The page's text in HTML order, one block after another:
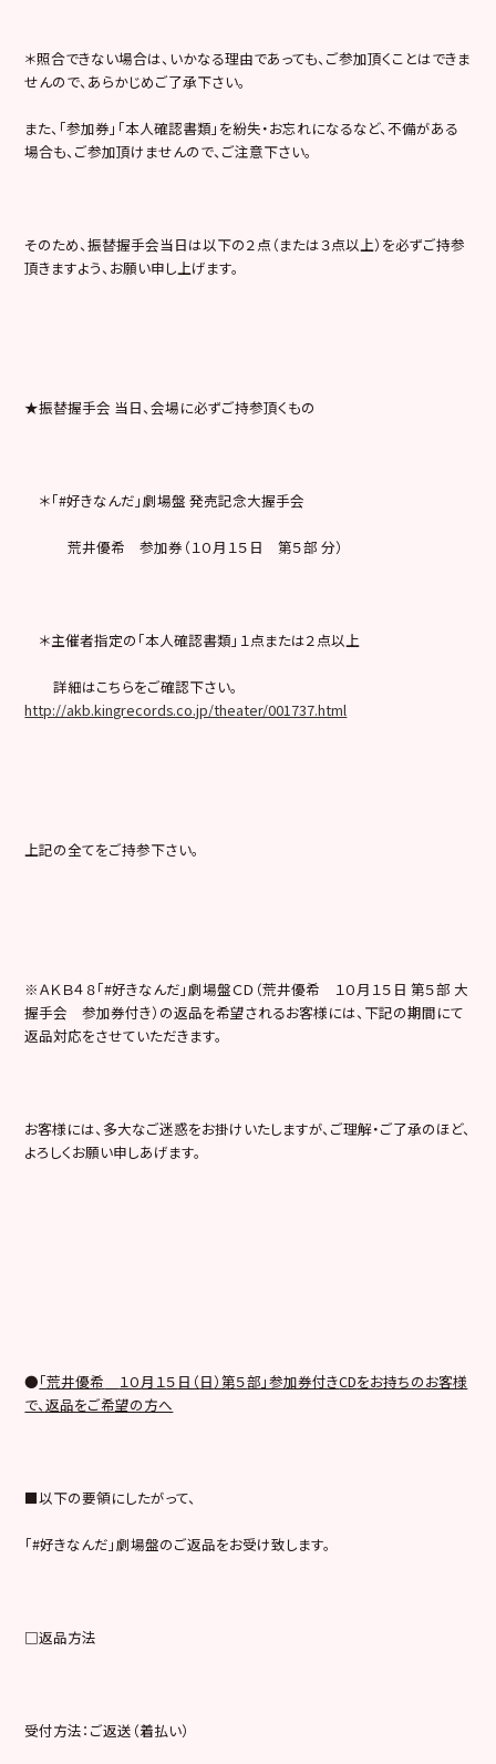
＊照合できない場合は、いかなる理由であっても、ご参加頂くことはできま
せんので、あらかじめご了承下さい。
また、「参加券」「本人確認書類」を紛失・お忘れになるなど、不備がある
場合も、ご参加頂けませんので、ご注意下さい。
そのため、振替握手会当日は以下の２点（または３点以上）を必ずご持参
頂きますよう、お願い申し上げます。
★振替握手会 当日、会場に必ずご持参頂くもの
＊「#好きなんだ」劇場盤 発売記念大握手会
荒井優希 参加券（１０月１５日 第５部 分）
＊主催者指定の「本人確認書類」１点または２点以上
詳細はこちらをご確認下さい。
http://akb.kingrecords.co.jp/theater/001737.html
上記の全てをご持参下さい。
※ＡＫＢ４８「#好きなんだ」劇場盤ＣＤ（荒井優希 １０月１５日 第５部 大
握手会 参加券付き）の返品を希望されるお客様には、下記の期間にて
返品対応をさせていただきます。
お客様には、多大なご迷惑をお掛けいたしますが、ご理解・ご了承のほど、
よろしくお願い申しあげます。
●「荒井優希 １０月１５ 日（日）第５部」参加券付きCDをお持ちのお客様
で、返品をご希望の方へ
■以下の要領にしたがって、
「#好きなんだ」劇場盤のご返品をお受け致します。
□返品方法
受付方法：ご返送（着払い）